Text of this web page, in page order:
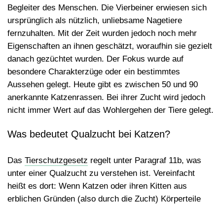
Begleiter des Menschen. Die Vierbeiner erwiesen sich
ursprünglich als nützlich, unliebsame Nagetiere
fernzuhalten. Mit der Zeit wurden jedoch noch mehr
Eigenschaften an ihnen geschätzt, woraufhin sie gezielt
danach gezüchtet wurden. Der Fokus wurde auf
besondere Charakterzüge oder ein bestimmtes
Aussehen gelegt. Heute gibt es zwischen 50 und 90
anerkannte Katzenrassen. Bei ihrer Zucht wird jedoch
nicht immer Wert auf das Wohlergehen der Tiere gelegt.
Was bedeutet Qualzucht bei Katzen?
Das Tierschutzgesetz regelt unter Paragraf 11b, was
unter einer Qualzucht zu verstehen ist. Vereinfacht
heißt es dort: Wenn Katzen oder ihren Kitten aus
erblichen Gründen (also durch die Zucht) Körperteile